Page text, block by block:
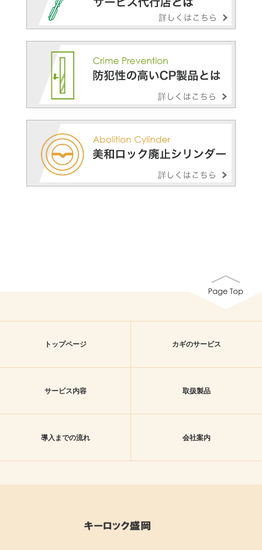
トップページ カギのサービス
サービス内容 取扱製品
導入までの流れ 会社案内